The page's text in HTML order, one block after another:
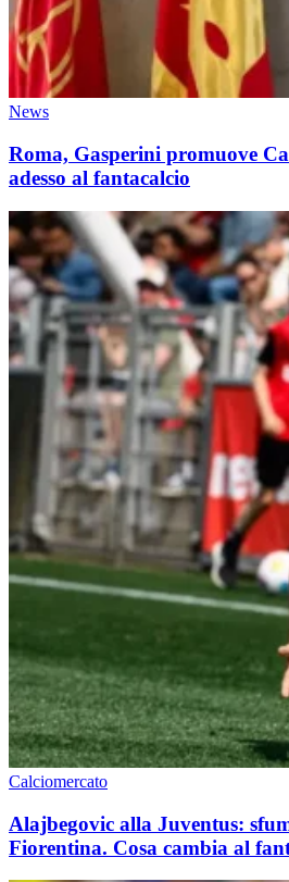
News
Roma, Gasperini promuove
adesso al fantacalcio
Calciomercato
Alajbegovic alla Juventus:
Fiorentina. Cosa cambia al